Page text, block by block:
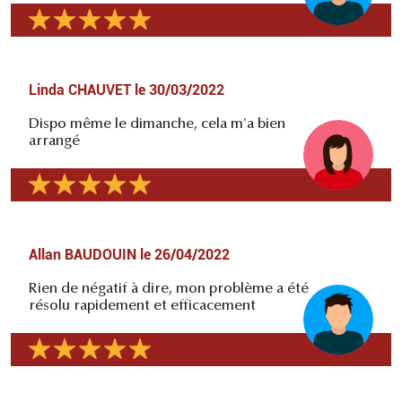
Linda CHAUVET le 30/03/2022
Dispo même le dimanche, cela m'a bien
arrangé
Allan BAUDOUIN le 26/04/2022
Rien de négatif à dire, mon problème a été
résolu rapidement et efficacement